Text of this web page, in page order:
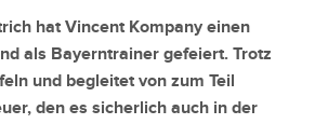
hat Vincent Kompany einen
als Bayerntrainer gefeiert. Trotz
und begleitet von zum Teil
den es sicherlich auch in der